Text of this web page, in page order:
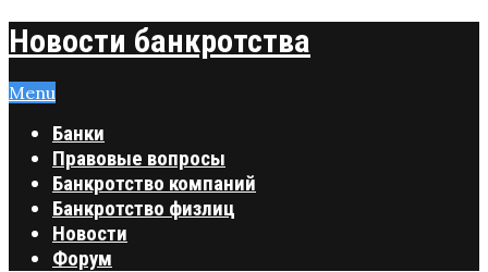
Новости банкротства
Menu
Банки
Правовые вопросы
Банкротство компаний
Банкротство физлиц
Новости
Форум